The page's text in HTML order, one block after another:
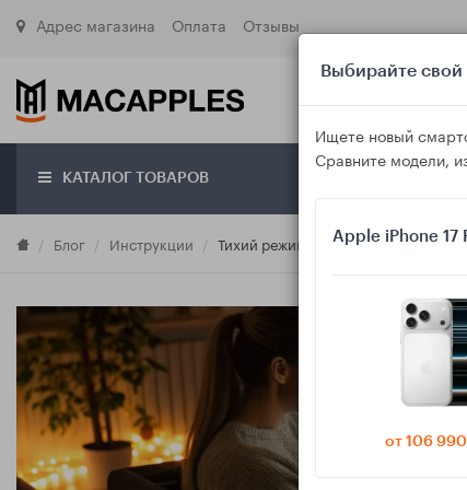
Адрес магазина Оплата Отзывы
КАТАЛОГ ТОВАРОВ
Блог Инструкции Тихий режим дома с детьми:
Выбирайте свой
Ищете новый
Сравните модели,
Apple iPhone 17
от 106